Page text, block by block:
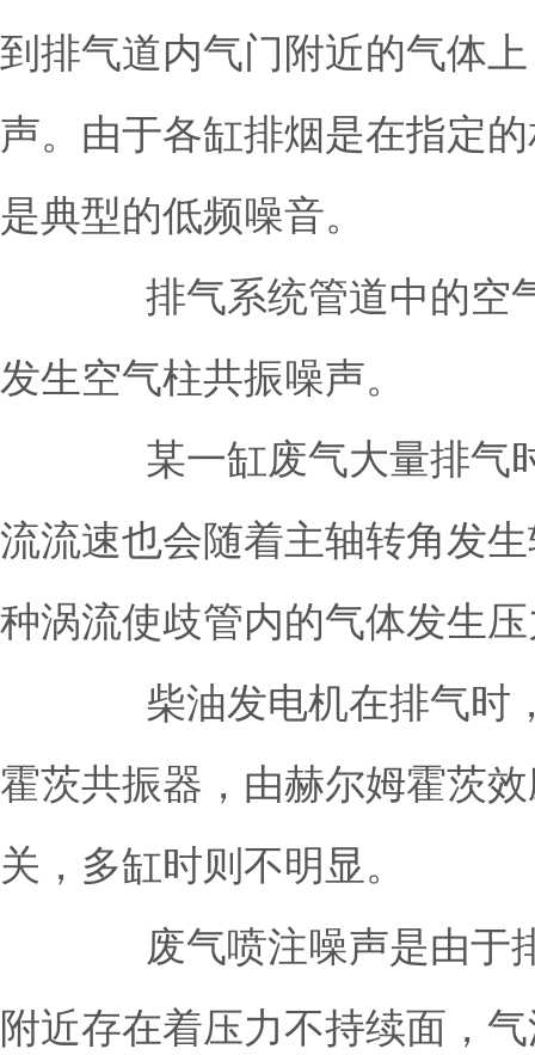
到排气道内气门附近的气体
声。由于各缸排烟是在指定
是典型的低频噪音。
排气系统管道中的空气柱
发生空气柱共振噪声。
某一缸废气大量排气时，
流流速也会随着主轴转角发
种涡流使歧管内的气体发生
柴油发电机在排气时，气
霍茨共振器，由赫尔姆霍茨
关，多缸时则不明显。
废气喷注噪声是由于排气
附近存在着压力不持续面，